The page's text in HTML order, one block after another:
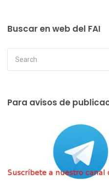
Buscar en web del FAI
Para avisos de